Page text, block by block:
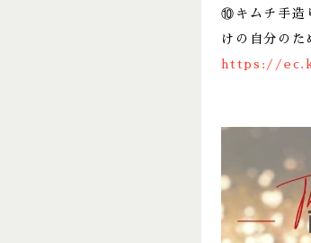
⑩キムチ手造
けの自分のた
https://